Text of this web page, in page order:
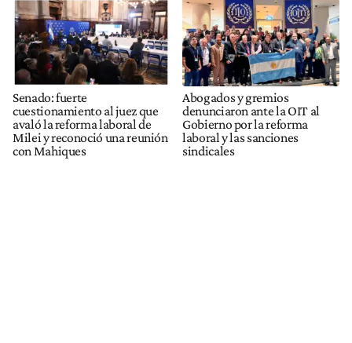
Senado: fuerte
cuestionamiento al juez que
avaló la reforma laboral de
Milei y reconoció una reunión
con Mahiques
Abogados y gremios
denunciaron ante la OIT al
Gobierno por la reforma
laboral y las sanciones
sindicales